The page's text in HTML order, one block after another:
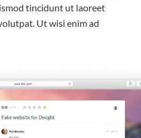
tincidunt ut laoreet
Ut wisi enim ad